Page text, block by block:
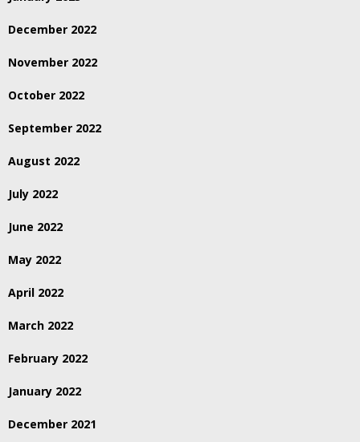
December 2022
November 2022
October 2022
September 2022
August 2022
July 2022
June 2022
May 2022
April 2022
March 2022
February 2022
January 2022
December 2021